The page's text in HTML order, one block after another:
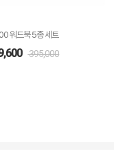
워드북 5종 세트
395,000